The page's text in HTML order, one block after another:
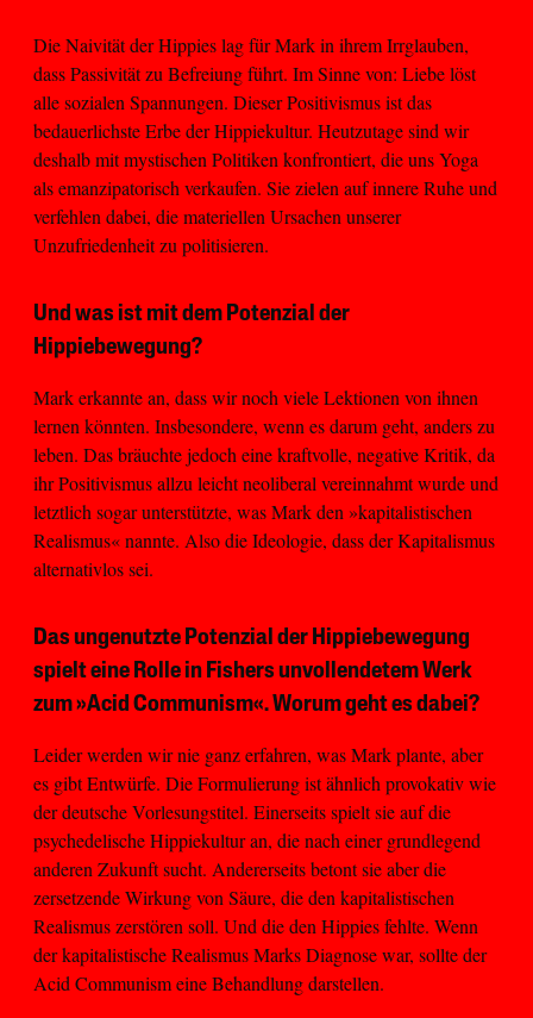
Die Naivität der Hippies lag für Mark in ihrem Irrglauben,
dass Passivität zu Befreiung führt. Im Sinne von: Liebe löst
alle sozialen Spannungen. Dieser Positivismus ist das
bedauerlichste Erbe der Hippiekultur. Heutzutage sind wir
deshalb mit mystischen Politiken konfrontiert, die uns Yoga
als emanzipatorisch verkaufen. Sie zielen auf innere Ruhe und
verfehlen dabei, die materiellen Ursachen unserer
Unzufriedenheit zu politisieren.
Und was ist mit dem Potenzial der
Hippiebewegung?
Mark erkannte an, dass wir noch viele Lektionen von ihnen
lernen könnten. Insbesondere, wenn es darum geht, anders zu
leben. Das bräuchte jedoch eine kraftvolle, negative Kritik, da
ihr Positivismus allzu leicht neoliberal vereinnahmt wurde und
letztlich sogar unterstützte, was Mark den »kapitalistischen
Realismus« nannte. Also die Ideologie, dass der Kapitalismus
alternativlos sei.
Das ungenutzte Potenzial der Hippiebewegung
spielt eine Rolle in Fishers unvollendetem Werk
zum »Acid Communism«. Worum geht es dabei?
Leider werden wir nie ganz erfahren, was Mark plante, aber
es gibt Entwürfe. Die Formulierung ist ähnlich provokativ wie
der deutsche Vorlesungstitel. Einerseits spielt sie auf die
psychedelische Hippiekultur an, die nach einer grundlegend
anderen Zukunft sucht. Andererseits betont sie aber die
zersetzende Wirkung von Säure, die den kapitalistischen
Realismus zerstören soll. Und die den Hippies fehlte. Wenn
der kapitalistische Realismus Marks Diagnose war, sollte der
Acid Communism eine Behandlung darstellen.